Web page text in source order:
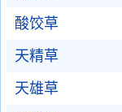
酸饺草
天精草
天雄草